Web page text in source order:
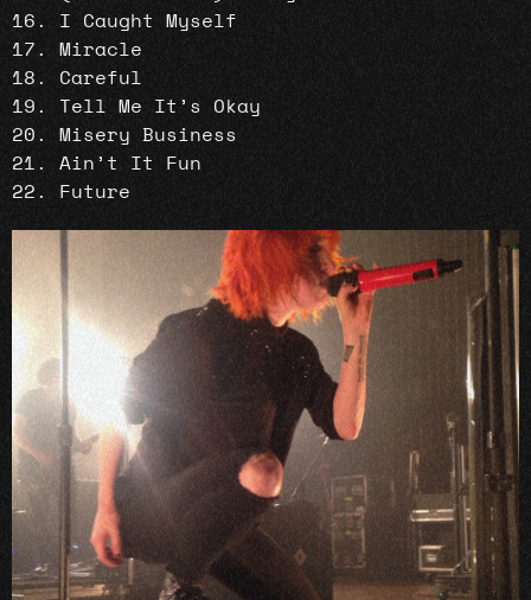
I Caught Myself
Miracle
Careful
Tell Me It’s Okay
Misery Business
Ain’t It Fun
Future